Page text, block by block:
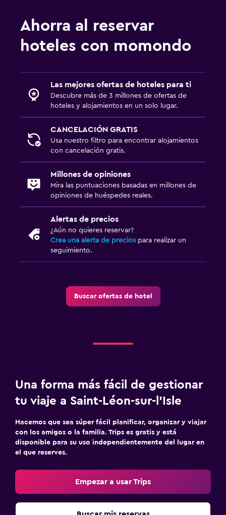
Ahorra al reservar
hoteles con momondo
Las mejores ofertas de hoteles para ti
Descubre más de 3 millones de ofertas de
hoteles y alojamientos en un solo lugar.
CANCELACIÓN GRATIS
Usa nuestro filtro para encontrar alojamientos
con cancelación gratis.
Millones de opiniones
Mira las puntuaciones basadas en millones de
opiniones de huéspedes reales.
Alertas de precios
¿Aún no quieres reservar?
Crea una alerta de precios para realizar un
seguimiento.
Buscar ofertas de hotel
Una forma más fácil de gestionar
tu viaje a Saint-Léon-sur-l’Isle
Hacemos que sea súper fácil planificar, organizar y viajar
con los amigos o la familia. Trips es gratis y está
disponible para su uso independientemente del lugar en
el que reserves.
Empezar a usar Trips